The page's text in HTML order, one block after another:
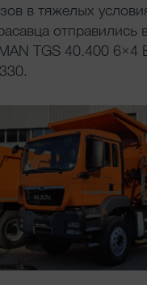
в тяжелых
отправились
TGS 40.400 6×4